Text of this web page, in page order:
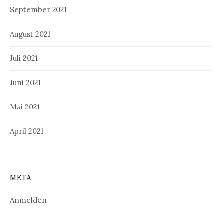
September 2021
August 2021
Juli 2021
Juni 2021
Mai 2021
April 2021
META
Anmelden